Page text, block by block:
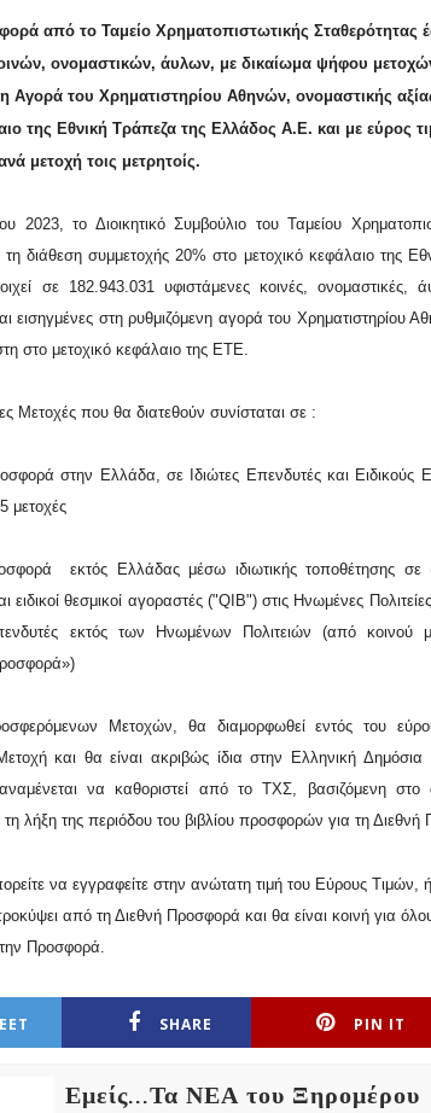
από το Ταμείο Χρηματοπιστωτικής Σταθερότητας
ονομαστικών, άυλων, με δικαίωμα ψήφου
Αγορά του Χρηματιστηρίου Αθηνών, ονομαστικής
της Εθνική Τράπεζα της Ελλάδος Α.Ε. και με εύρος
μετοχή τοις μετρητοίς.
2023, το Διοικητικό Συμβούλιο του Ταμείου
τη διάθεση συμμετοχής 20% στο μετοχικό κεφάλαιο της
σε 182.943.031 υφιστάμενες κοινές, ονομαστικές,
εισηγμένες στη ρυθμιζόμενη αγορά του Χρηματιστηρίου
στο μετοχικό κεφάλαιο της ΕΤΕ.
Μετοχές που θα διατεθούν συνίσταται σε :
στην Ελλάδα, σε Ιδιώτες Επενδυτές και Ειδικούς
μετοχές
εκτός Ελλάδας μέσω ιδιωτικής τοποθέτησης
ειδικοί θεσμικοί αγοραστές ("QIB") στις Ηνωμένες
εκτός των Ηνωμένων Πολιτειών (από κοινού
Μετοχών, θα διαμορφωθεί εντός του
και θα είναι ακριβώς ίδια στην Ελληνική
να καθοριστεί από το ΤΧΣ, βασιζόμενη στο
λήξη της περιόδου του βιβλίου προσφορών για τη
να εγγραφείτε στην ανώτατη τιμή του Εύρους Τιμών,
από τη Διεθνή Προσφορά και θα είναι κοινή για
Προσφορά.
SHARE PIN IT
Εμείς...Τα ΝΕΑ του Ξηρομέρου